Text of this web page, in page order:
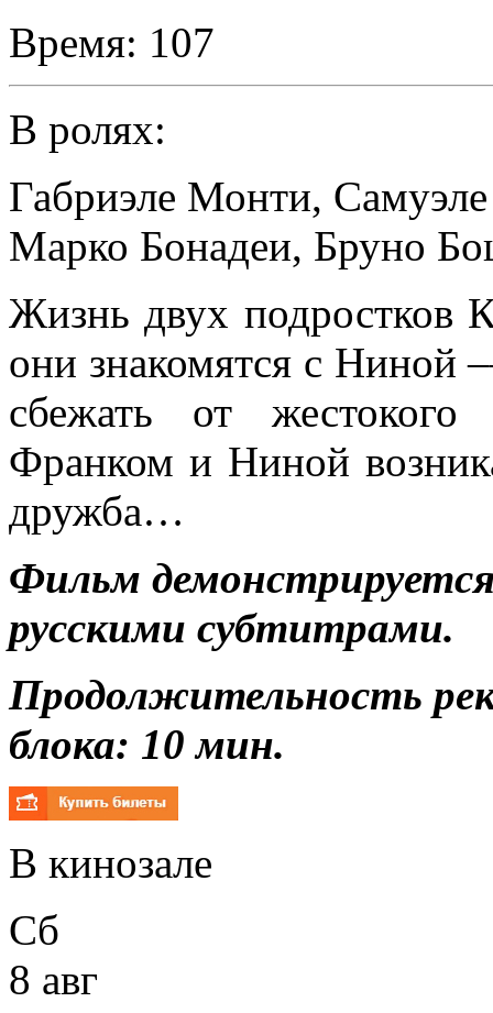
Время: 107
В ролях:
Габриэле Монти,
Марко Бонадеи, Бруно
Жизнь двух подростков
они знакомятся с Ниной
сбежать от
Франком и Ниной
дружба…
Фильм
русскими субтитрами.
Продолжительность
блока: 10 мин.
В кинозале
Сб
8 авг